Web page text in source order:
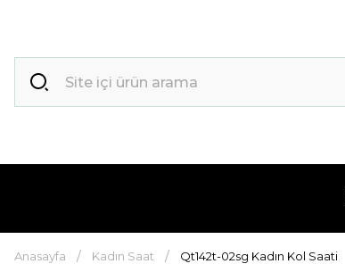
Anasayfa Kadın Saat Qt142t-02sg Kadın Kol Saati